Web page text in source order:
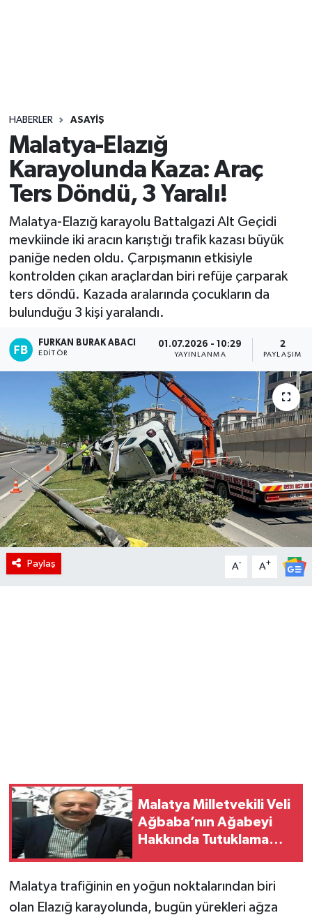
HABERLER ASAYIŞ
Malatya-Elazığ
Karayolunda Kaza: Araç
Ters Döndü, 3 Yaralı!
Malatya-Elazığ karayolu Battalgazi Alt Geçidi
mevkiinde iki aracın karıştığı trafik kazası büyük
paniğe neden oldu. Çarpışmanın etkisiyle
kontrolden çıkan araçlardan biri refüje çarparak
ters döndü. Kazada aralarında çocukların da
bulunduğu 3 kişi yaralandı.
FURKAN BURAK ABACI
EDITÖR
01.07.2026 - 10:29
YAYINLANMA
2
PAYLAŞIM
Paylaş A- A+
Malatya Milletvekili Veli
Ağbaba’nın Ağabeyi
Hakkında Tutuklama
Malatya trafiğinin en yoğun noktalarından biri
olan Elazığ karayolunda, bugün yürekleri ağza
Yaşam